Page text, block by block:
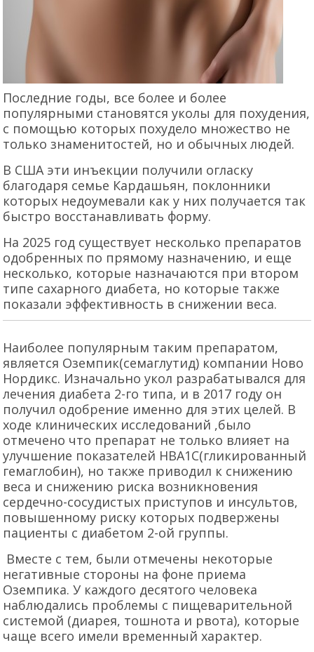
Последние годы, все более и более
популярными становятся уколы для похудения,
с помощью которых похудело множество не
только знаменитостей, но и обычных людей.
В США эти инъекции получили огласку
благодаря семье Кардашьян, поклонники
которых недоумевали как у них получается так
быстро восстанавливать форму.
На 2025 год существует несколько препаратов
одобренных по прямому назначению, и еще
несколько, которые назначаются при втором
типе сахарного диабета, но которые также
показали эффективность в снижении веса.
Наиболее популярным таким препаратом,
является Оземпик(семаглутид) компании Ново
Нордикс. Изначально укол разрабатывался для
лечения диабета 2-го типа, и в 2017 году он
получил одобрение именно для этих целей. В
ходе клинических исследований ,было
отмечено что препарат не только влияет на
улучшение показателей HBA1C(гликированный
гемаглобин), но также приводил к снижению
веса и снижению риска возникновения
сердечно-сосудистых приступов и инсультов,
повышенному риску которых подвержены
пациенты с диабетом 2-ой группы.
Вместе с тем, были отмечены некоторые
негативные стороны на фоне приема
Оземпика. У каждого десятого человека
наблюдались проблемы с пищеварительной
системой (диарея, тошнота и рвота), которые
чаще всего имели временный характер.